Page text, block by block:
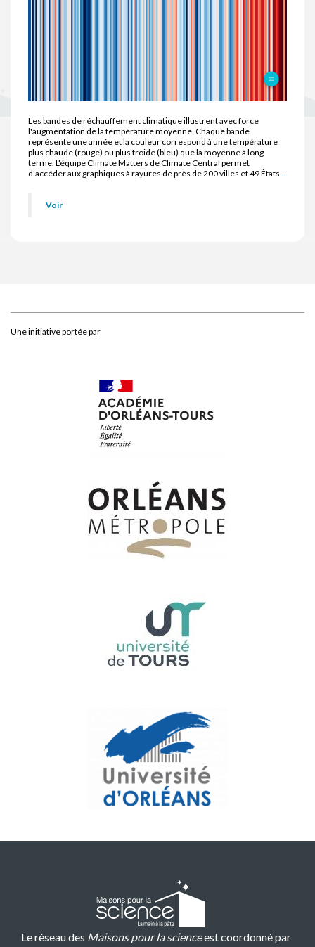
Les bandes de réchauffement climatique illustrent avec force
l'augmentation de la température moyenne. Chaque bande
représente une année et la couleur correspond à une température
plus chaude (rouge) ou plus froide (bleu) que la moyenne à long
terme. L'équipe Climate Matters de Climate Central permet
d'accéder aux graphiques à rayures de près de 200 villes et 49 États
Voir
Une initiative portée par
Le réseau des Maisons pour la scienceest coordonné par